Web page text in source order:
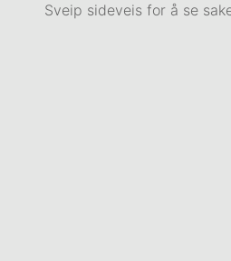
Sveip sideveis for å se